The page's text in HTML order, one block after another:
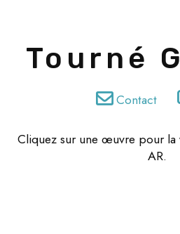
Tourné
Contact
Cliquez sur une œuvre pour la
AR.